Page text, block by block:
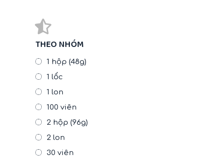
THEO NHÓM
1 hộp (48g)
1 lốc
1 lon
100 viên
2 hộp (96g)
2 lon
30 viên